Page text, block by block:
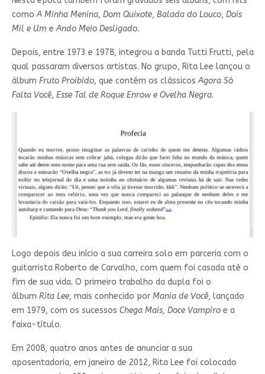
comoA Minha Menina, Dom Quixote, Balada do Louco, Dois
Mil e Um eAndo Meio Desligado.
Depois, entre 1973 e 1978, integrou a banda Tutti Frutti, pela
qual passaram diversos artistas. No grupo, Rita Lee lançou o
álbum Fruto Proibido, que contém os clássicosAgora Só
Falta Você, Esse Tal de Roque Enrow e Ovelha Negra.
Logo depois deu início a sua carreira solo em parceria com o
guitarrista Roberto de Carvalho, com quem foi casada até o
fim de sua vida. O primeiro trabalho da dupla foi o
álbum Rita Lee, mais conhecido por Mania de Você, lançado
em 1979, com os sucessos Chega Mais, Doce Vampiro e a
faixa-título.
Em 2008, quatro anos antes de anunciar a sua
aposentadoria, em janeiro de 2012, Rita Lee foi colocado